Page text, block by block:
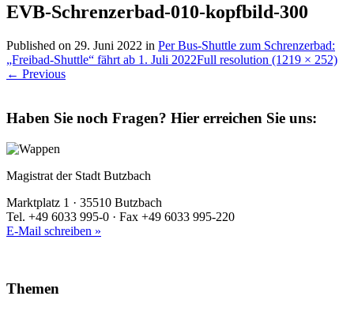
EVB-Schrenzerbad-010-kopfbild-300
Published on 29. Juni 2022 in Per Bus-Shuttle zum Schrenzerbad:
„Freibad-Shuttle“ fährt ab 1. Juli 2022Full resolution (1219 × 252)
← Previous
Haben Sie noch Fragen? Hier erreichen Sie uns:
Magistrat der Stadt Butzbach
Marktplatz 1 · 35510 Butzbach
Tel. +49 6033 995-0 · Fax +49 6033 995-220
E-Mail schreiben »
Themen